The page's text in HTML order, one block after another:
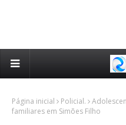
Página inicial Policial.
familiares em Simões Filho